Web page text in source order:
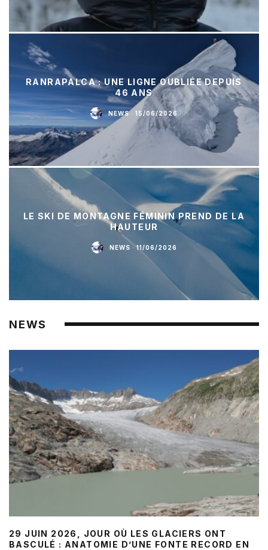
RANRAPALCA : UNE LIGNE OUBLIÉE DEPUIS
46 ANS
NEWS · 15/06/2026
LE SKI DE MONTAGNE FÉMININ PREND DE LA
HAUTEUR
NEWS · 11/06/2026
NEWS
29 JUIN 2026, JOUR OÙ LES GLACIERS ONT
BASCULÉ : ANATOMIE D’UNE FONTE RECORD EN